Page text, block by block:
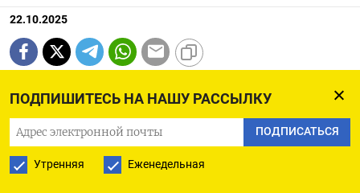
ПОДПИШИТЕСЬ НА НАШУ РАССЫЛКУ
ПОДПИСАТЬСЯ
Утренняя Еженедельная
22.10.2025
Великобритании и Нидерландах удерживаются в
среду в узком диапазоне - сильные ветра
компенсировали влияние прогноза похолодания
в ближайшие дни, а ожидающееся потепление в